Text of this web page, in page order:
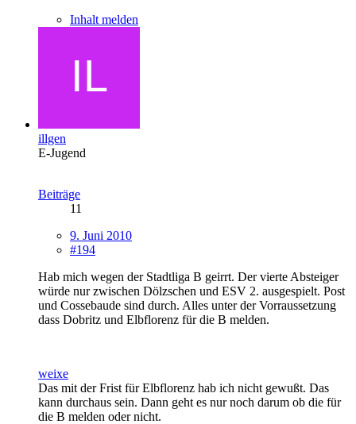
Inhalt melden
illgen
E-Jugend
Beiträge
11
9. Juni 2010
#194
Hab mich wegen der Stadtliga B geirrt. Der vierte Absteiger
würde nur zwischen Dölzschen und ESV 2. ausgespielt. Post
und Cossebaude sind durch. Alles unter der Vorraussetzung
dass Dobritz und Elbflorenz für die B melden.
weixe
Das mit der Frist für Elbflorenz hab ich nicht gewußt. Das
kann durchaus sein. Dann geht es nur noch darum ob die für
die B melden oder nicht.